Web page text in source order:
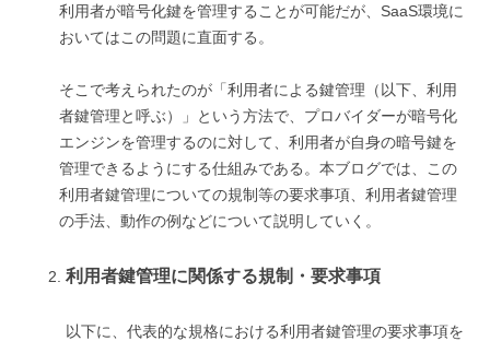
利用者が暗号化鍵を管理することが可能だが、SaaS環境に
おいてはこの問題に直面する。
そこで考えられたのが「利用者による鍵管理（以下、利用
者鍵管理と呼ぶ）」という方法で、プロバイダーが暗号化
エンジンを管理するのに対して、利用者が自身の暗号鍵を
管理できるようにする仕組みである。本ブログでは、この
利用者鍵管理についての規制等の要求事項、利用者鍵管理
の手法、動作の例などについて説明していく。
利用者鍵管理に関係する規制・要求事項
以下に、代表的な規格における利用者鍵管理の要求事項を